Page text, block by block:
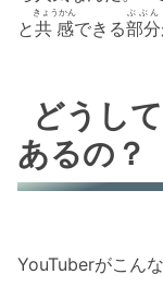
と共感
きょうかん
できる部分
ぶぶん
どうし
あるの？
YouTuberがこん